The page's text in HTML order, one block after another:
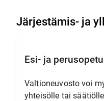
Järjestämis- ja
Esi- ja
Valtioneuvosto voi
yhteisölle tai